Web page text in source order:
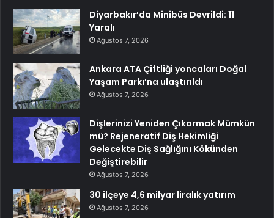
Diyarbakır’da Minibüs Devrildi: 11
Yaralı
Ağustos 7, 2026
Ankara ATA Çiftliği yoncaları Doğal
Yaşam Parkı’na ulaştırıldı
Ağustos 7, 2026
Dişlerinizi Yeniden Çıkarmak Mümkün
mü? Rejeneratif Diş Hekimliği
Gelecekte Diş Sağlığını Kökünden
Değiştirebilir
Ağustos 7, 2026
30 ilçeye 4,6 milyar liralık yatırım
Ağustos 7, 2026